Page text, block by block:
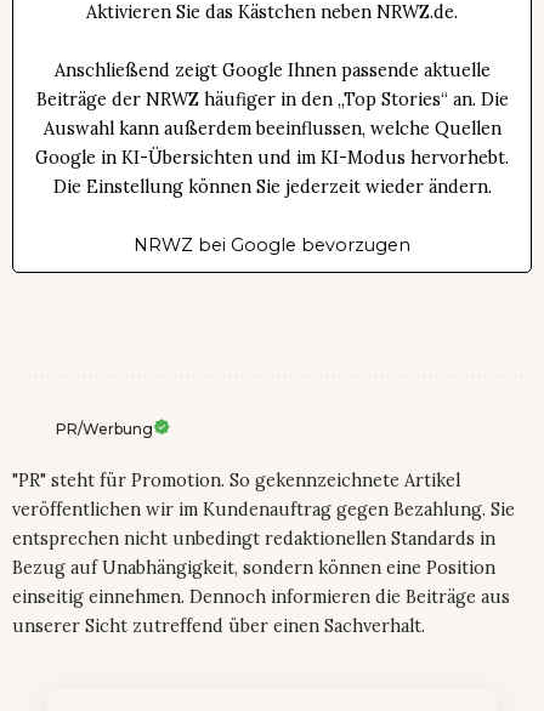
Aktivieren Sie das Kästchen neben NRWZ.de.
Anschließend zeigt Google Ihnen passende aktuelle
Beiträge der NRWZ häufiger in den „Top Stories“ an. Die
Auswahl kann außerdem beeinflussen, welche Quellen
Google in KI-Übersichten und im KI-Modus hervorhebt.
Die Einstellung können Sie jederzeit wieder ändern.
NRWZ bei Google bevorzugen
PR/Werbung
"PR" steht für Promotion. So gekennzeichnete Artikel
veröffentlichen wir im Kundenauftrag gegen Bezahlung. Sie
entsprechen nicht unbedingt redaktionellen Standards in
Bezug auf Unabhängigkeit, sondern können eine Position
einseitig einnehmen. Dennoch informieren die Beiträge aus
unserer Sicht zutreffend über einen Sachverhalt.